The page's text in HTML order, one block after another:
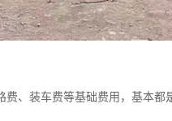
、装车费等基础费用，基本都